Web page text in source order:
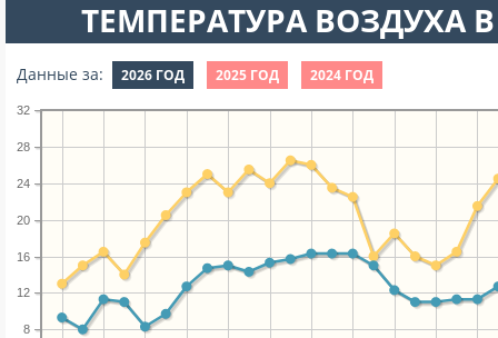
ТЕМПЕРАТУРА ВОЗДУХА
Данные за: 2026 ГОД 2025 ГОД 2024 ГОД
8
12
16
20
24
28
32